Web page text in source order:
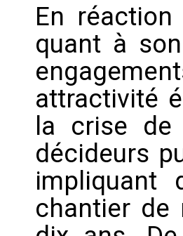
En
quant à
attractivité
la crise de
décideurs
impliquant
chantier de